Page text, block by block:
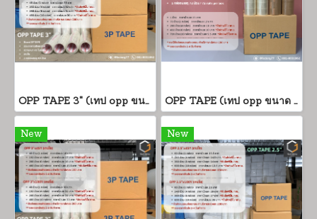
OPP TAPE 3" (เทป opp ขนาด 3 นิ้ว) OPP TAPE (เทป opp ขนาด 2 นิ้ว)
New New